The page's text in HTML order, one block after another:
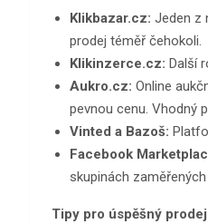
Klikbazar.cz: Jeden z
prodej téměř čehokoli.
Klikinzerce.cz: Další
Aukro.cz: Online
pevnou cenu. Vhodný
Vinted a Bazoš:
Facebook
skupinách
Tipy pro úspěšný